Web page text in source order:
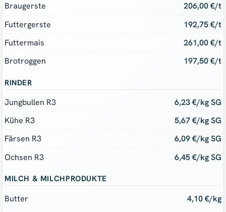
Braugerste
206,00 €/t
Futtergerste
192,75 €/t
Futtermais
261,00 €/t
Brotroggen
197,50 €/t
RINDER
Jungbullen R3
6,23 €/kg SG
Kühe R3
5,67 €/kg SG
Färsen R3
6,09 €/kg SG
Ochsen R3
6,45 €/kg SG
MILCH & MILCHPRODUKTE
Butter 4,10 €/kg